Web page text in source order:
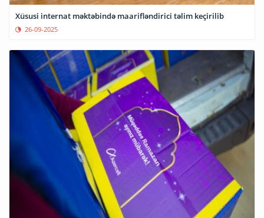
Xüsusi internat məktəbində maarifləndirici təlim keçirilib
26-09-2025